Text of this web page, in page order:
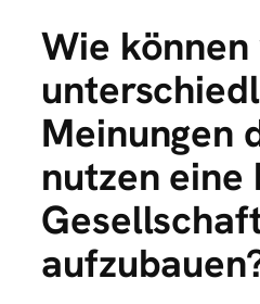
Wie
Meinungen
nutzen eine